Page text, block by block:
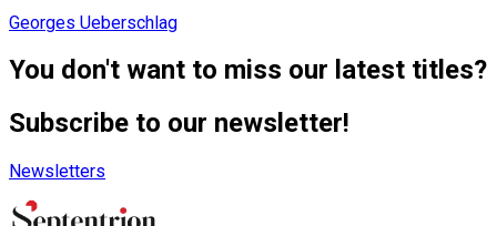
Georges Ueberschlag
You don't want to miss our latest titles?
Subscribe to our newsletter!
Newsletters